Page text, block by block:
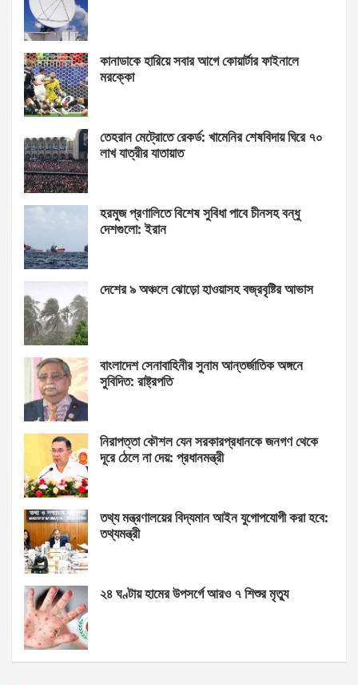
কানাডাকে হারিয়ে সবার আগে কোয়ার্টার ফাইনালে
মরক্কো
তেহরান মেট্রোতে রেকর্ড: খামেনির শেষবিদায় ঘিরে ৭০
লাখ যাত্রীর যাতায়াত
হরমুজ প্রণালিতে বিশেষ সুবিধা পাবে চীনসহ বন্ধু
দেশগুলো: ইরান
দেশের ৯ অঞ্চলে ঝোড়ো হাওয়াসহ বজ্রবৃষ্টির আভাস
বাংলাদেশ সেনাবাহিনীর সুনাম আন্তর্জাতিক অঙ্গনে
সুবিদিত: রাষ্ট্রপতি
নিরাপত্তা কৌশল যেন সরকারপ্রধানকে জনগণ থেকে
দূরে ঠেলে না দেয়: প্রধানমন্ত্রী
তথ্য মন্ত্রণালয়ের বিদ্যমান আইন যুগোপযোগী করা হবে:
তথ্যমন্ত্রী
২৪ ঘণ্টায় হামের উপসর্গে আরও ৭ শিশুর মৃত্যু